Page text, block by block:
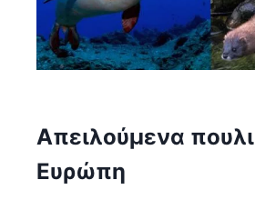
Απειλούμενα
Ευρώπη